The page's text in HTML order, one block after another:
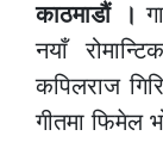
काठमाडौं ।
नयाँ
कपिलराज
गीतमा फिमेल